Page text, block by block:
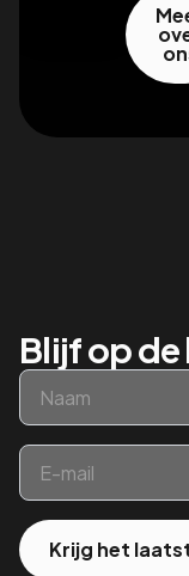
Blijf op
Naam
Email
Krijg het